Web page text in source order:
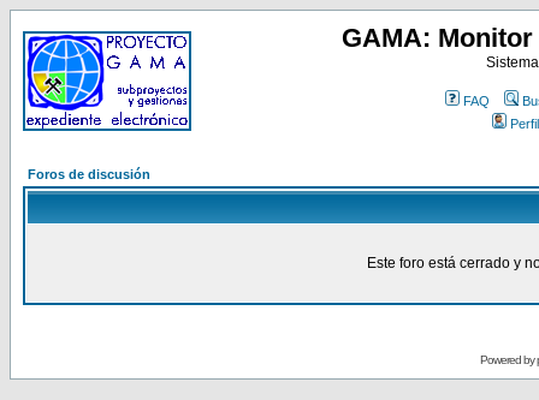
GAMA:
FAQ
Perfil
Foros de discusión
Este foro está cerrado y
Powered by